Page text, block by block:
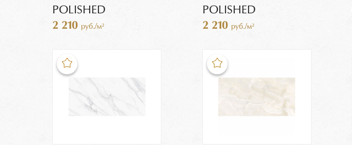
POLISHED
2 210 руб./м²
POLISHED
2 210 руб./м²